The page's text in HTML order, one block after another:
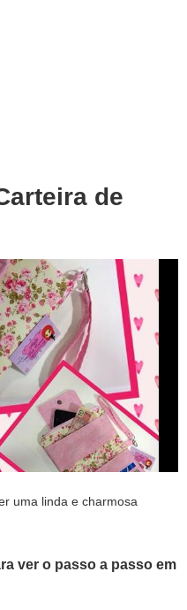
de
uma linda e charmosa
ver o passo a passo em